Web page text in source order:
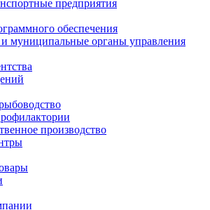
предприятия
обеспечения
муниципальные органы управления
производство